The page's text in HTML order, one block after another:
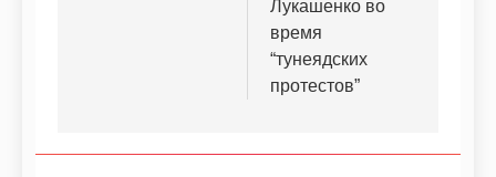
Лукашенко во
время
“тунеядских
протестов”